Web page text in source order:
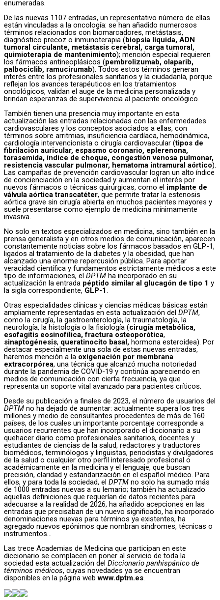
enumeradas.
De las nuevas 1107 entradas, un representativo número de ellas
están vinculadas a la oncología: se han añadido numerosos
términos relacionados con biomarcadores, metástasis,
diagnóstico precoz o inmunoterapia (biopsia líquida, ADN
tumoral circulante, metástasis cerebral, carga tumoral,
quimioterapia de mantenimiento); mención especial requieren
los fármacos antineoplásicos (pembrolizumab, olaparib,
palbociclib, ramucirumab). Todos estos términos generan
interés entre los profesionales sanitarios y la ciudadanía, porque
reflejan los avances terapéuticos en los tratamientos
oncológicos, validan el auge de la medicina personalizada y
brindan esperanzas de supervivencia al paciente oncológico.
También tienen una presencia muy importante en esta
actualización las entradas relacionadas con las enfermedades
cardiovasculares y los conceptos asociados a ellas, con
términos sobre arritmias, insuficiencia cardíaca, hemodinámica,
cardiología intervencionista o cirugía cardiovascular (tipos de
fibrilación auricular, espasmo coronario, eplerenona,
torasemida, índice de choque, congestión venosa pulmonar,
resistencia vascular pulmonar, hematoma intramural aórtico).
Las campañas de prevención cardiovascular logran un alto índice
de concienciación en la sociedad y aumentan el interés por
nuevos fármacos o técnicas quirúrgicas, como el implante de
válvula aórtica transcatéter, que permite tratar la estenosis
aórtica grave sin cirugía abierta en muchos pacientes mayores y
suele presentarse como ejemplo de medicina mínimamente
invasiva.
No solo en textos especializados en medicina, sino también en la
prensa generalista y en otros medios de comunicación, aparecen
constantemente noticias sobre los fármacos basados en GLP-1,
ligados al tratamiento de la diabetes y la obesidad, que han
alcanzado una enorme repercusión pública. Para aportar
veracidad científica y fundamentos estrictamente médicos a este
tipo de informaciones, el DPTM ha incorporado en su
actualización la entrada péptido similar al glucagón de tipo 1 y
la sigla correspondiente, GLP-1.
Otras especialidades clínicas y ciencias médicas básicas están
ampliamente representadas en esta actualización del DPTM,
como la cirugía, la gastroenterología, la traumatología, la
neurología, la histología o la fisiología (cirugía metabólica,
esofagitis eosinofílica, fractura osteoporótica,
sinaptogénesis, queratinocito basal, hormona esteroidea). Por
destacar especialmente una sola de estas nuevas entradas,
haremos mención a la oxigenación por membrana
extracorpórea, una técnica que alcanzó mucha notoriedad
durante la pandemia de COVID-19 y continúa apareciendo en
medios de comunicación con cierta frecuencia, ya que
representa un soporte vital avanzado para pacientes críticos.
Desde su publicación a finales de 2023, el número de usuarios del
DPTM no ha dejado de aumentar: actualmente supera los tres
millones y medio de consultantes procedentes de más de 160
países, de los cuales un importante porcentaje corresponde a
usuarios recurrentes que han incorporado el diccionario a su
quehacer diario como profesionales sanitarios, docentes y
estudiantes de ciencias de la salud, redactores y traductores
biomédicos, terminólogos y lingüistas, periodistas y divulgadores
de la salud o cualquier otro perfil interesado profesional o
académicamente en la medicina y el lenguaje, que buscan
precisión, claridad y estandarización en el español médico. Para
ellos, y para toda la sociedad, el DPTM no solo ha sumado más
de 1000 entradas nuevas a su lemario; también ha actualizado
aquellas definiciones que requerían de datos recientes para
adecuarse a la realidad de 2026, ha añadido acepciones en las
entradas que precisaban de un nuevo significado, ha incorporado
denominaciones nuevas para términos ya existentes, ha
agregado nuevos epónimos que nombran síndromes, técnicas o
instrumentos…
Las trece Academias de Medicina que participan en este
diccionario se complacen en poner al servicio de toda la
sociedad esta actualización del Diccionario panhispánico de
términos médicos, cuyas novedades ya se encuentran
disponibles en la página webwww.dptm.es.